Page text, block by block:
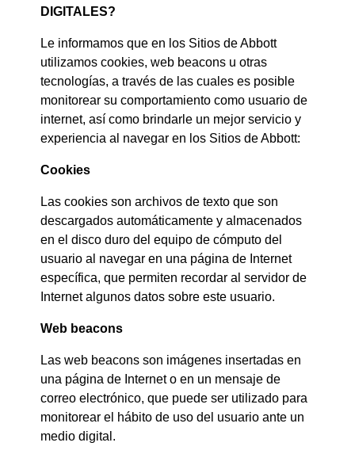
DIGITALES?
Le informamos que en los Sitios de Abbott
utilizamos cookies, web beacons u otras
tecnologías, a través de las cuales es posible
monitorear su comportamiento como usuario de
internet, así como brindarle un mejor servicio y
experiencia al navegar en los Sitios de Abbott:
Cookies
Las cookies son archivos de texto que son
descargados automáticamente y almacenados
en el disco duro del equipo de cómputo del
usuario al navegar en una página de Internet
específica, que permiten recordar al servidor de
Internet algunos datos sobre este usuario.
Web beacons
Las web beacons son imágenes insertadas en
una página de Internet o en un mensaje de
correo electrónico, que puede ser utilizado para
monitorear el hábito de uso del usuario ante un
medio digital.